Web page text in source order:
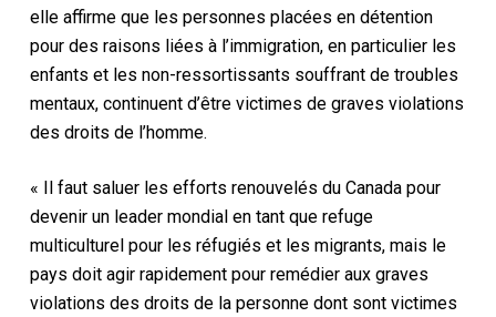
elle affirme que les personnes placées en détention
pour des raisons liées à l’immigration, en particulier les
enfants et les non-ressortissants souffrant de troubles
mentaux, continuent d’être victimes de graves violations
des droits de l’homme.
« Il faut saluer les efforts renouvelés du Canada pour
devenir un leader mondial en tant que refuge
multiculturel pour les réfugiés et les migrants, mais le
pays doit agir rapidement pour remédier aux graves
violations des droits de la personne dont sont victimes